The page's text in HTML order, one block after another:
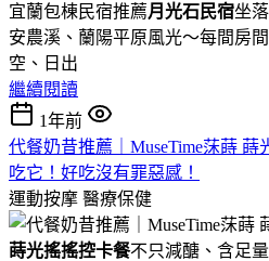
宜蘭包棟民宿推薦月光石民宿坐
安農溪、蘭陽平原風光～每間房
空、日出
繼續閱讀
1年前
代餐奶昔推薦｜MuseTime莯蒔
吃它！好吃沒有罪惡感！
運動按摩 醫療保健
蒔光搖搖控卡餐不只減醣、含足